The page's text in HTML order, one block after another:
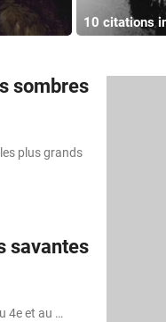
10 citations
sombres
plus grands
savantes
4e et au …